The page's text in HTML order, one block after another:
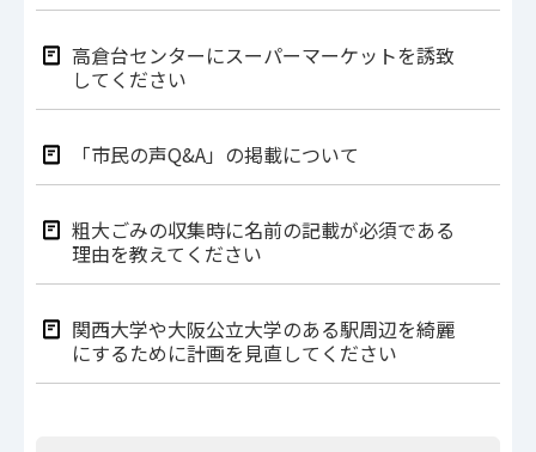
高倉台センターにスーパーマーケットを誘致
してください
「市民の声Q&A」の掲載について
粗大ごみの収集時に名前の記載が必須である
理由を教えてください
関西大学や大阪公立大学のある駅周辺を綺麗
にするために計画を見直してください